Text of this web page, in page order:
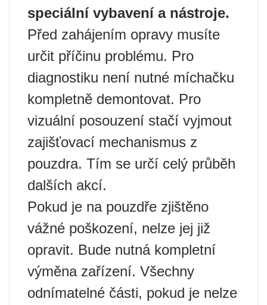
speciální vybavení a nástroje.
Před zahájením opravy musíte
určit příčinu problému. Pro
diagnostiku není nutné míchačku
kompletně demontovat. Pro
vizuální posouzení stačí vyjmout
zajišťovací mechanismus z
pouzdra. Tím se určí celý průběh
dalších akcí.
Pokud je na pouzdře zjištěno
vážné poškození, nelze jej již
opravit. Bude nutná kompletní
výměna zařízení. Všechny
odnímatelné části, pokud je nelze